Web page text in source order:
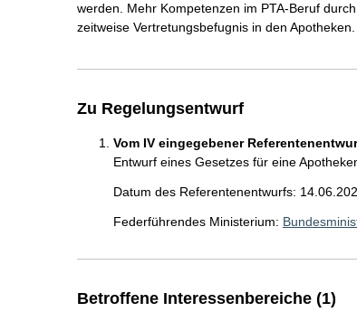
werden. Mehr Kompetenzen im PTA-Beruf
zeitweise Vertretungsbefugnis in den
Zu Regelungsentwurf
Vom IV eingegebener
Entwurf eines Gesetzes für eine
Datum des Referentenentwurfs:
Federführendes Ministerium:
Betroffene Interessenbereiche (1)